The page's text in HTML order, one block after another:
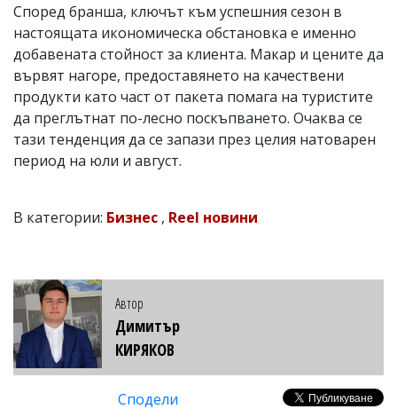
Според бранша, ключът към успешния сезон в
настоящата икономическа обстановка е именно
добавената стойност за клиента. Макар и цените да
вървят нагоре, предоставянето на качествени
продукти като част от пакета помага на туристите
да преглътнат по-лесно поскъпването. Очаква се
тази тенденция да се запази през целия натоварен
период на юли и август.
В категории: Бизнес , Reel новини
Автор
Димитър
КИРЯКОВ
Сподели